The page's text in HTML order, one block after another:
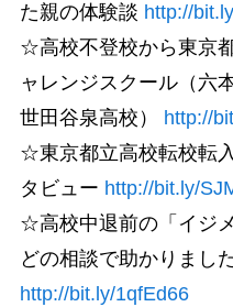
た親の体験談 http://
☆高校不登校から東京
ャレンジスクール（六
世田谷泉高校）
http://
☆東京都立高校転校転
タビュー http://bit.ly/
☆高校中退前の「イジ
どの相談で助かりまし
http://bit.ly/1qfEd66